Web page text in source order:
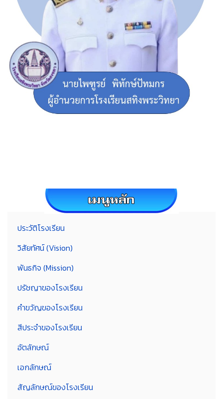
ประวัติโรงเรียน
วิสัยทัศน์ (Vision)
พันธกิจ (Mission)
ปรัชญาของโรงเรียน
คำขวัญของโรงเรียน
สีประจำของโรงเรียน
อัตลักษณ์
เอกลักษณ์
สัญลักษณ์ของโรงเรียน